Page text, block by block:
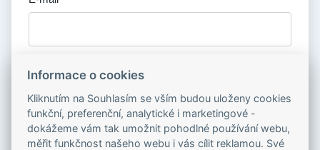
Telefon
Informace o cookies
Kliknutím na Souhlasím se vším budou uloženy cookies
funkční, preferenční, analytické i marketingové -
dokážeme vám tak umožnit pohodlné používání webu,
měřit funkčnost našeho webu i vás cílit reklamou. Své